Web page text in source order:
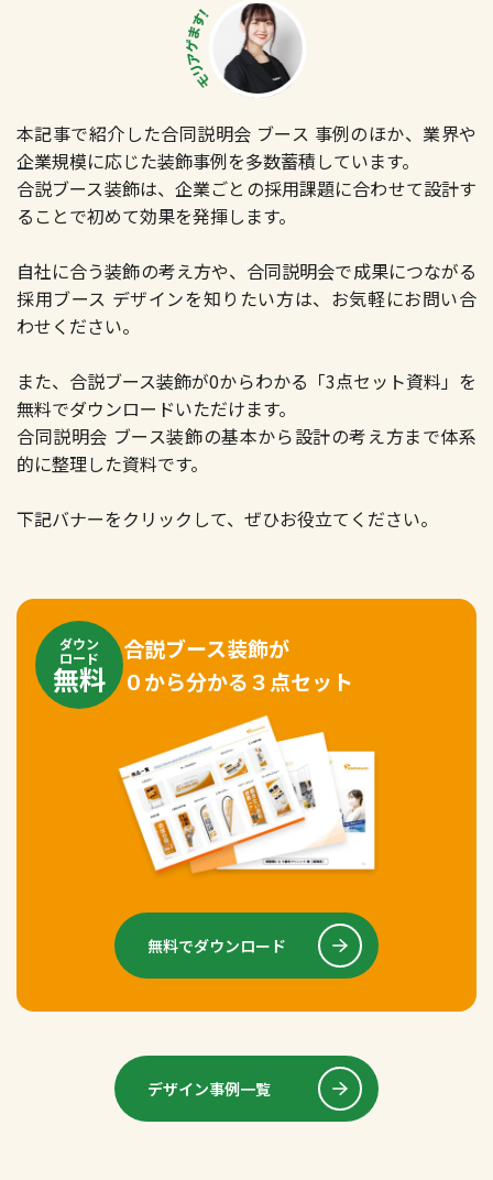
本記事で紹介した合同説明会 ブース 事例のほか、業界や
企業規模に応じた装飾事例を多数蓄積しています。
合説ブース装飾は、企業ごとの採用課題に合わせて設計す
ることで初めて効果を発揮します。
自社に合う装飾の考え方や、合同説明会で成果につながる
採用ブース デザインを知りたい方は、お気軽にお問い合
わせください。
また、合説ブース装飾が0からわかる「3点セット資料」を
無料でダウンロードいただけます。
合同説明会 ブース装飾の基本から設計の考え方まで体系
的に整理した資料です。
下記バナーをクリックして、ぜひお役立てください。
ダウン
ロード
無料
合説ブース装飾が
０から分かる３点セット
無料でダウンロード
デザイン事例一覧